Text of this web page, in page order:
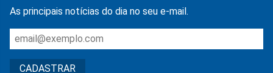
As principais notícias do dia no seu e-mail.